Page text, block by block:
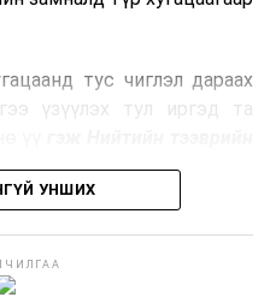
дулаан, цахилгаан
технологийг лагийн
тус чиглэл дараах
үзүүлэх тул иргэд та
УНШИХ